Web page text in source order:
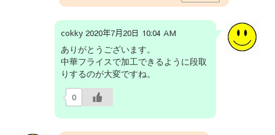
cokky 2020年7月20日 10:04 AM
ありがとうございます。
中華フライスで加工できるように段取
りするのが大変ですね。
0